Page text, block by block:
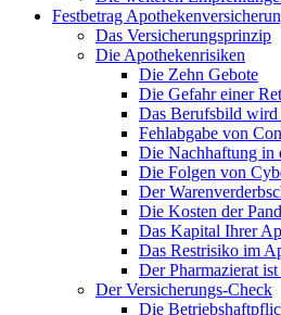
Festbetrag
Das Versicherungsprinzip
Die Apothekenrisiken
Die Zehn Gebote
Die Gefahr einer
Das Berufsbild wird
Fehlabgabe von
Die Nachhaftung in
Die Folgen von
Der
Die Kosten der
Das Kapital Ihrer
Das Restrisiko im
Der Pharmazierat
Der Versicherungs-Check
Die